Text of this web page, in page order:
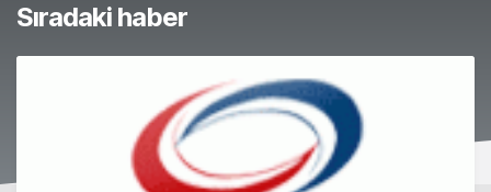
Sıradaki haber